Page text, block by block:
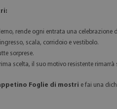
rende ogni entrata una celebrazione
scala, corridoio e vestibolo.
sorprese.
scelta, il suo motivo resistente rimarrà
Foglie di mostri e fai una